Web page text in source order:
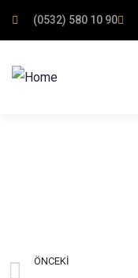
(0532) 580 10 90
ÖNCEKI